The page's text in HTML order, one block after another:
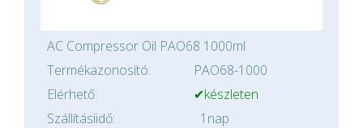
AC Compressor Oil PAO68 1000ml
Termékazonosító:
PAO68-1000
Elérhető:
✔készleten
Szállításiidő:
1nap